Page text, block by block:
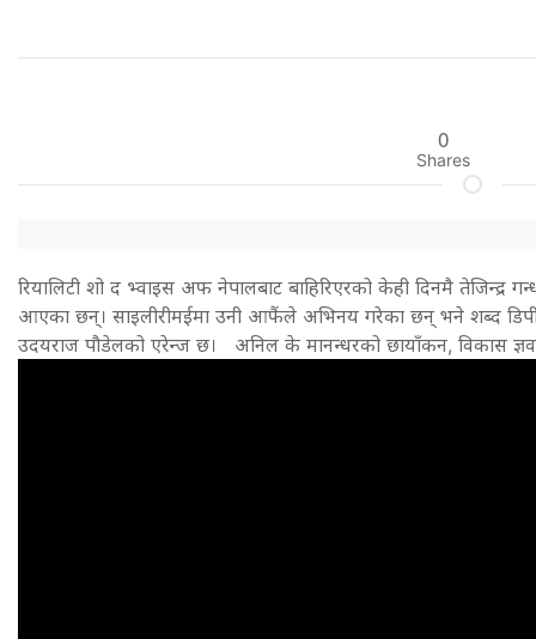
0
Shares
रियालिटी शो द भ्वाइस अफ नेपालबाट बाहिरिएरको केही दिनमै तेजिन्द्र
आएका छन्। साइलीरीमईमा उनी आफैंले अभिनय गरेका छन् भने शब्द
उदयराज पौडेलको एरेन्ज छ। अनिल के मानन्धरको छायाँकन, विकास